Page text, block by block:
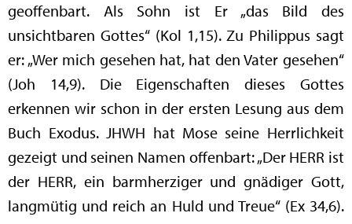
geoffenbart. Als Sohn ist Er „das Bild des
unsichtbaren Gottes“ (Kol 1,15). Zu Philippus sagt
er: „Wer mich gesehen hat, hat den Vater gesehen“
(Joh 14,9). Die Eigenschaften dieses Gottes
erkennen wir schon in der ersten Lesung aus dem
Buch Exodus. JHWH hat Mose seine Herrlichkeit
gezeigt und seinen Namen offenbart: „Der HERR ist
der HERR, ein barmherziger und gnädiger Gott,
langmütig und reich an Huld und Treue“ (Ex 34,6).